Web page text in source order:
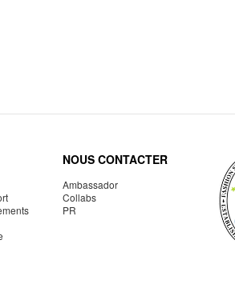
NOUS CONTACTER
Ambassador
Collabs
PR